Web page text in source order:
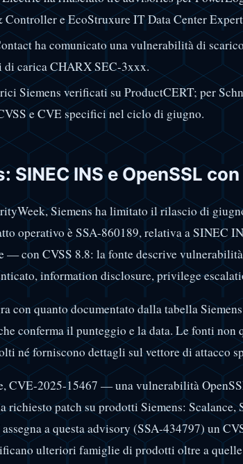
Controller e EcoStruxure IT Data Center
ha comunicato una vulnerabilità di
carica CHARX SEC-3xxx.
Siemens verificati su ProductCERT; per
e CVE specifici nel ciclo di giugno.
SINEC INS e OpenSSL
Siemens ha limitato il rilascio di
operativo è SSA-860189, relativa a SINEC
— con CVSS 8.8: la fonte descrive
information disclosure, privilege
con quanto documentato dalla tabella
conferma il punteggio e la data. Le fonti
né forniscono dettagli sul vettore di attacco
CVE-2025-15467 — una vulnerabilità
richiesto patch su prodotti Siemens: Scalance,
a questa advisory (SSA-434797) un
ulteriori famiglie di prodotti oltre a quelle